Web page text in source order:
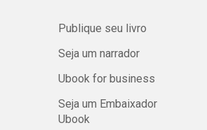
Publique seu livro
Seja um narrador
Ubook for business
Seja um Embaixador
Ubook